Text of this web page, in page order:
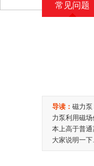
常见问题
导读： 磁力
力泵利用磁
本上高于普
大家说明一下